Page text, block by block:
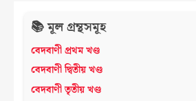
📚 মূল গ্রন্থসমূহ
বেদবাণী প্রথম খণ্ড
বেদবাণী দ্বিতীয় খণ্ড
বেদবাণী তৃতীয় খণ্ড